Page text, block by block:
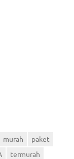
murah
paket
termurah